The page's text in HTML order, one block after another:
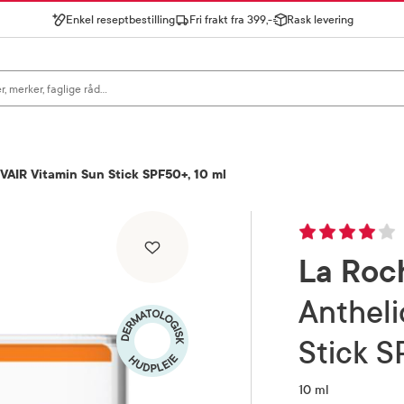
Enkel reseptbestilling Fri frakt fra 399,- Rask levering
Vitamin Sun Stick SPF50+​, 10 ml
La
Anthelios UVAIR Vitamin Sun
Stick
10 ml